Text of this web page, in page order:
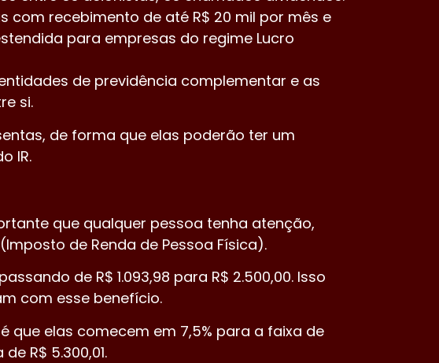
com recebimento de até R$ 20 mil por mês e
para empresas do regime Lucro
de previdência complementar e as
si.
de forma que elas poderão ter um
IR.
que qualquer pessoa tenha atenção,
de Renda de Pessoa Física).
de R$ 1.093,98 para R$ 2.500,00. Isso
com esse benefício.
que elas comecem em 7,5% para a faixa de
R$ 5.300,01.